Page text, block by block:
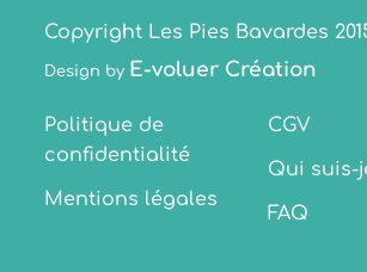
Copyright Les Pies Bavardes
Design by E-voluer Création
Politique de
confidentialité
Mentions légales
CGV
Qui suis-
FAQ